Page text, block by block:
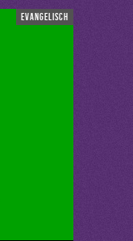
evangelisch